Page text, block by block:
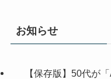
お知らせ
【保存版】50代が